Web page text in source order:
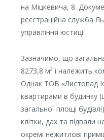
на Міцкевича, 8.
реєстраційна служба
управління юстиції.
Зазначимо, що
8273,8 м² і належить
Однак ТОВ «Листопад
квартирами в будинку
загальної площі
клітки, дах та підвали
окремі нежитлові